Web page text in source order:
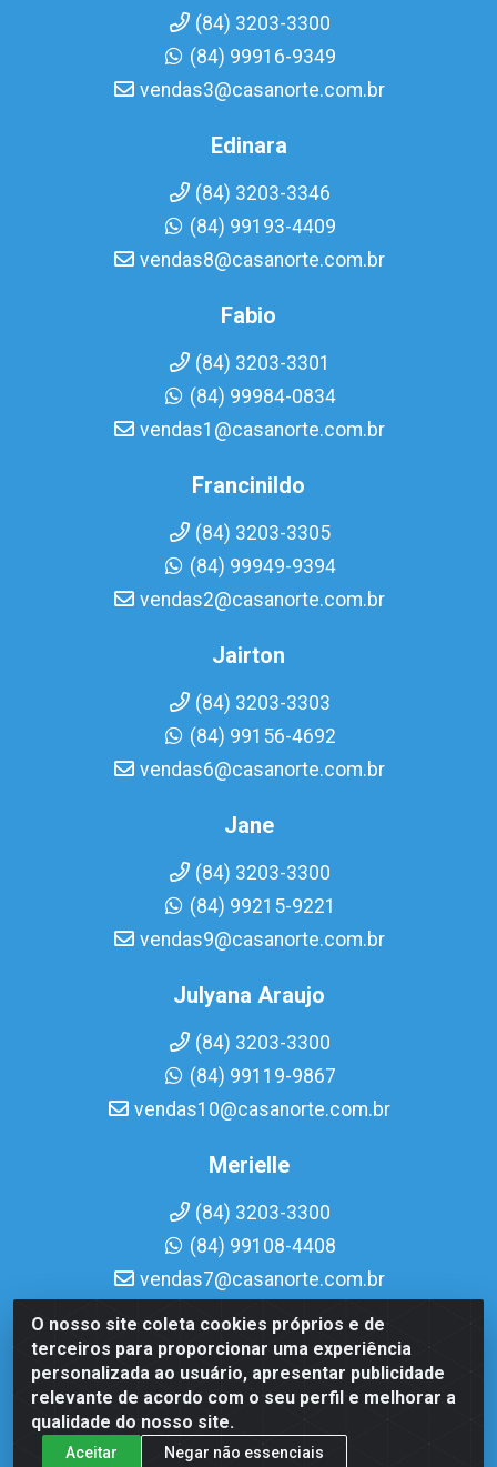
O nosso site coleta cookies próprios e de
terceiros para proporcionar uma experiência
personalizada ao usuário, apresentar publicidade
relevante de acordo com o seu perfil e melhorar a
qualidade do nosso site.
Aceitar Negar não essenciais
(84) 3203-3300
(84) 99916-9349
vendas3@casanorte.com.br
Edinara
(84) 3203-3346
(84) 99193-4409
vendas8@casanorte.com.br
Fabio
(84) 3203-3301
(84) 99984-0834
vendas1@casanorte.com.br
Francinildo
(84) 3203-3305
(84) 99949-9394
vendas2@casanorte.com.br
Jairton
(84) 3203-3303
(84) 99156-4692
vendas6@casanorte.com.br
Jane
(84) 3203-3300
(84) 99215-9221
vendas9@casanorte.com.br
Julyana Araujo
(84) 3203-3300
(84) 99119-9867
vendas10@casanorte.com.br
Merielle
(84) 3203-3300
(84) 99108-4408
vendas7@casanorte.com.br
Casa Norte LTDA - Av. Interventor Mário Câmara, 1815 -
Dix-Sept Rosado, Natal/RN - CEP 59054-600 - CNPJ
08.713.513/0001-51